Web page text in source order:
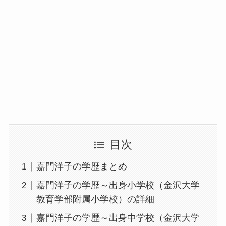
目次
嘉門洋子の学歴まとめ
嘉門洋子の学歴～出身小学校（金沢大学
教育学部附属小学校）の詳細
嘉門洋子の学歴～出身中学校（金沢大学